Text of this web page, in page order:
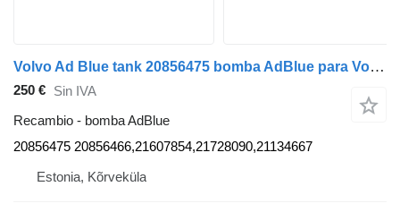
Volvo Ad Blue tank 20856475 bomba AdBlue para Volvo FE280 camión
250 € Sin IVA
Recambio - bomba AdBlue
20856475 20856466,21607854,21728090,21134667
Estonia, Kõrveküla